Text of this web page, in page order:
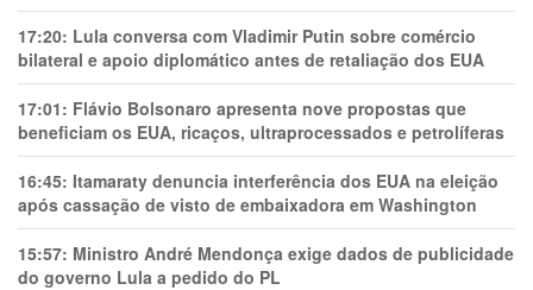
17:20: Lula conversa com Vladimir Putin sobre comércio
bilateral e apoio diplomático antes de retaliação dos EUA
17:01: Flávio Bolsonaro apresenta nove propostas que
beneficiam os EUA, ricaços, ultraprocessados e petrolíferas
16:45: Itamaraty denuncia interferência dos EUA na eleição
após cassação de visto de embaixadora em Washington
15:57: Ministro André Mendonça exige dados de publicidade
do governo Lula a pedido do PL